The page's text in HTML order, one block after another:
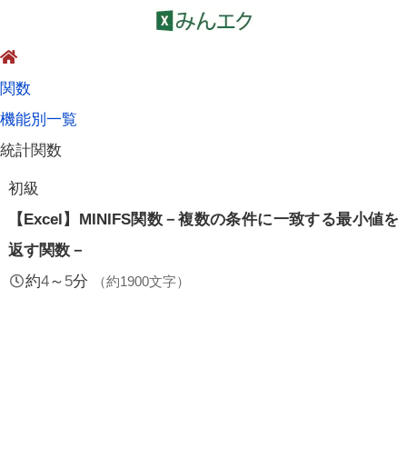
関数
機能別一覧
統計関数
初級
【Excel】MINIFS関数－複数の条件に一致する最小値を
返す関数－
約4～ 5分 （約1900文字）